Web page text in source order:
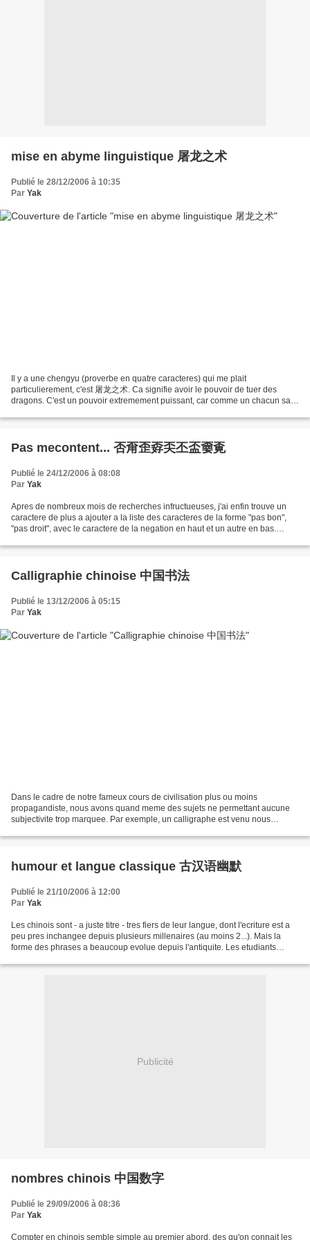
mise en abyme linguistique 屠龙之术
Publié le 28/12/2006 à 10:35
Par Yak
Il y a une chengyu (proverbe en quatre caracteres) qui me plait
particulierement, c'est 屠龙之术. Ca signifie avoir le pouvoir de tuer des
dragons. C'est un pouvoir extremement puissant, car comme un chacun sait,
Pas mecontent... 否甭歪孬奀丕盃嫑覔
Publié le 24/12/2006 à 08:08
Par Yak
Apres de nombreux mois de recherches infructueuses, j'ai enfin trouve un
caractere de plus a ajouter a la liste des caracteres de la forme "pas bon",
"pas droit", avec le caractere de la negation en haut et un autre en bas.
Calligraphie chinoise 中国书法
Publié le 13/12/2006 à 05:15
Par Yak
Dans le cadre de notre fameux cours de civilisation plus ou moins
propagandiste, nous avons quand meme des sujets ne permettant aucune
subjectivite trop marquee. Par exemple, un calligraphe est venu nous
humour et langue classique 古汉语幽默
Publié le 21/10/2006 à 12:00
Par Yak
Les chinois sont - a juste titre - tres fiers de leur langue, dont l'ecriture est a
peu pres inchangee depuis plusieurs millenaires (au moins 2...). Mais la
forme des phrases a beaucoup evolue depuis l'antiquite. Les etudiants
Publicité
nombres chinois 中国数字
Publié le 29/09/2006 à 08:36
Par Yak
Compter en chinois semble simple au premier abord, des qu'on connait les